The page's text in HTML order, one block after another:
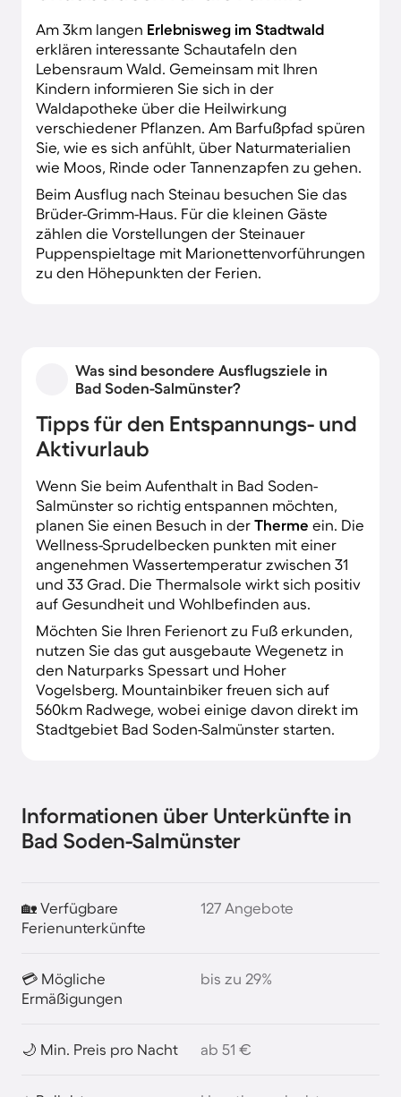
Am 3km langen Erlebnisweg im Stadtwald
erklären interessante Schautafeln den
Lebensraum Wald. Gemeinsam mit Ihren
Kindern informieren Sie sich in der
Waldapotheke über die Heilwirkung
verschiedener Pflanzen. Am Barfußpfad spüren
Sie, wie es sich anfühlt, über Naturmaterialien
wie Moos, Rinde oder Tannenzapfen zu gehen.
Beim Ausflug nach Steinau besuchen Sie das
Brüder-Grimm-Haus. Für die kleinen Gäste
zählen die Vorstellungen der Steinauer
Puppenspieltage mit Marionettenvorführungen
zu den Höhepunkten der Ferien.
Was sind besondere Ausflugsziele in
Bad Soden-Salmünster?
Tipps für den Entspannungs- und
Aktivurlaub
Wenn Sie beim Aufenthalt in Bad Soden-
Salmünster so richtig entspannen möchten,
planen Sie einen Besuch in der Therme ein. Die
Wellness-Sprudelbecken punkten mit einer
angenehmen Wassertemperatur zwischen 31
und 33 Grad. Die Thermalsole wirkt sich positiv
auf Gesundheit und Wohlbefinden aus.
Möchten Sie Ihren Ferienort zu Fuß erkunden,
nutzen Sie das gut ausgebaute Wegenetz in
den Naturparks Spessart und Hoher
Vogelsberg. Mountainbiker freuen sich auf
560km Radwege, wobei einige davon direkt im
Stadtgebiet Bad Soden-Salmünster starten.
Informationen über Unterkünfte in
Bad Soden-Salmünster
🏡 Verfügbare
Ferienunterkünfte
127 Angebote
💳 Mögliche
Ermäßigungen
bis zu 29%
🌙 Min. Preis pro Nacht ab 51 €